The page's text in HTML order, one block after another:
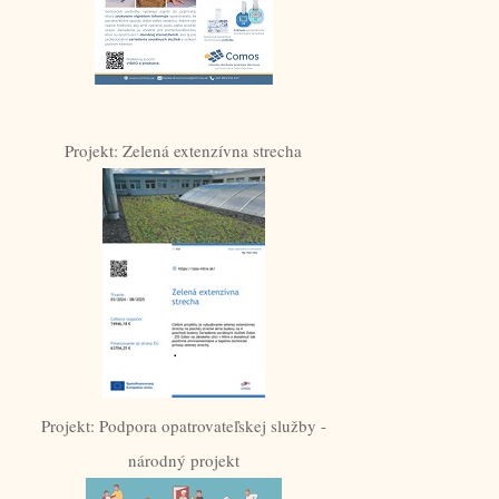
Projekt: Zelená extenzívna strecha
Projekt: Podpora opatrovateľskej služby -
národný projekt